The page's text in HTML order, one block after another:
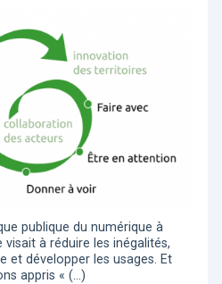
publique du numérique à
visait à réduire les inégalités,
et développer les usages. Et
appris « (…)